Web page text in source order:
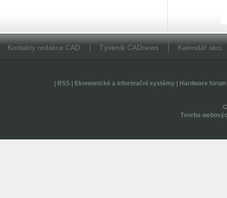
Kontakty redakce CAD Týdeník CADnews Kalendář akcí
RSS| Ekonomické a informační systémy| Hardware forum
Tvorba